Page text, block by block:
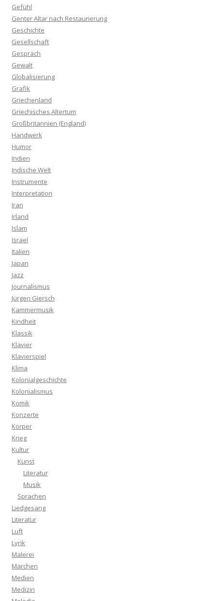
Gefühl
Genter Altar nach Restaurierung
Geschichte
Gesellschaft
Gespräch
Gewalt
Globalisierung
Grafik
Griechenland
Griechisches Altertum
Großbritannien (England)
Handwerk
Humor
Indien
Indische Welt
Instrumente
Interpretation
Iran
Irland
Islam
Israel
Italien
Japan
Jazz
Journalismus
Jürgen Giersch
Kammermusik
Kindheit
Klassik
Klavier
Klavierspiel
Klima
Kolonialgeschichte
Kolonialismus
Komik
Konzerte
Körper
Krieg
Kultur
Kunst
Literatur
Musik
Sprachen
Liedgesang
Literatur
Luft
Lyrik
Malerei
Märchen
Medien
Medizin